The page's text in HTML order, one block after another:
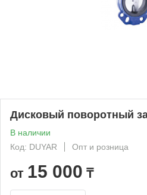
Дисковый поворотный
В наличии
Код: DUYAR
Опт и розница
от 15 000 ₸